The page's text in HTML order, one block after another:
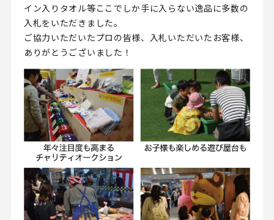
イン入りタオル等ここでしか手に入らない逸品に多数の
入札をいただきました。
ご協力いただいたプロの皆様、入札いただいたお客様、
ありがとうございました！